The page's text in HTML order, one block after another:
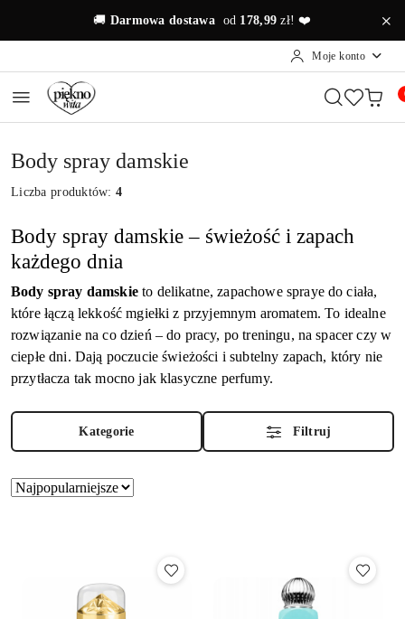
Przejdź do treści głównej
Przejdź do wyszukiwarki
Przejdź do moje konto
Przejdź do menu głównego
Przejdź do stopki
🚚 Darmowa dostawa od 178,99 zł! ❤️
Moje konto
Body spray damskie
Liczba produktów:4
Body spray damskie – świeżość i zapach
każdego dnia
Body spray damskieto delikatne, zapachowe spraye do ciała,
które łączą lekkość mgiełki z przyjemnym aromatem. To idealne
rozwiązanie na co dzień – do pracy, po treningu, na spacer czy w
ciepłe dni. Dają poczucie świeżości i subtelny zapach, który nie
przytłacza tak mocno jak klasyczne perfumy.
Kategorie Filtruj
Zastosowano
Sortuj